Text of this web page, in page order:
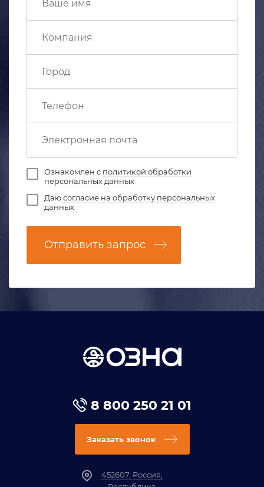
Ознакомлен с политикой обработки
персональных данных
Даюсогласие на обработку персональных
данных
Отправить запрос
8 800 250 21 01
Заказать звонок
452607, Россия,